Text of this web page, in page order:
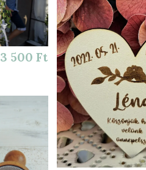
3 500 Ft